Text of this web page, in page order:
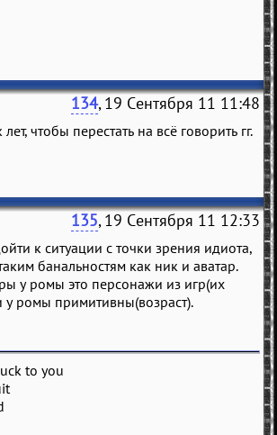
134, 19 Сентября 11 11:48
чтобы перестать на всё говорить гг.
135, 19 Сентября 11 12:33
к ситуации с точки зрения идиота,
банальностям как ник и аватар.
у ромы это персонажи из игр(их
у ромы примитивны(возраст).
to you